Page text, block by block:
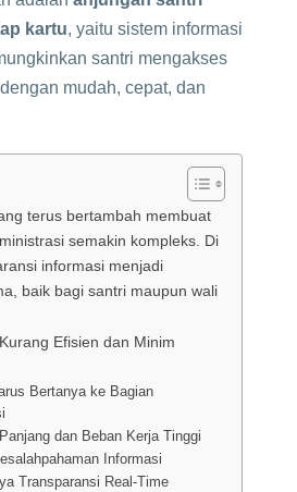
kartu, yaitu sistem informasi
santri mengakses
mudah, cepat, dan
terus bertambah membuat
semakin kompleks. Di
informasi menjadi
baik bagi santri maupun wali
Efisien dan Minim
Bertanya ke Bagian
dan Beban Kerja Tinggi
Informasi
Transparansi Real-Time